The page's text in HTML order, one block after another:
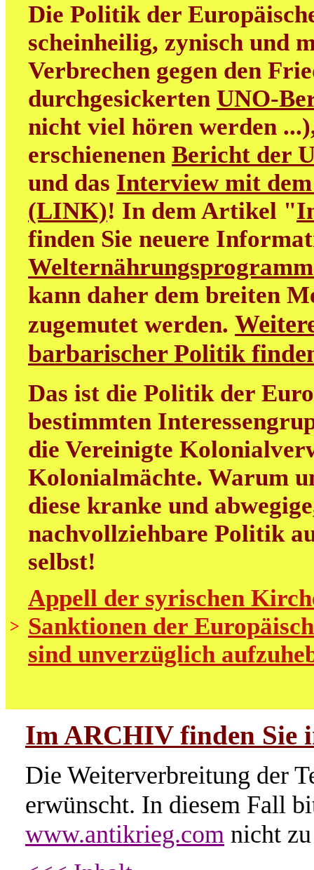
Die Politik der
scheinheilig, zynisch und
Verbrechen gegen den
durchgesickerten UNO-
nicht viel hören werden
erschienenen Bericht der
und das Interview mit
(LINK)! In dem Artikel "
finden Sie neuere
kann daher dem breiten
zugemutet werden.
barbarischer Politik
Das ist die Politik der
bestimmten
die Vereinigte
Kolonialmächte. Warum
diese kranke und
nachvollziehbare Politik
selbst!
>
Appell der syrischen
Sanktionen der
sind unverzüglich
Im ARCHIV finden Sie
Die Weiterverbreitung der
erwünscht. In diesem Fall
www.antikrieg.com nicht